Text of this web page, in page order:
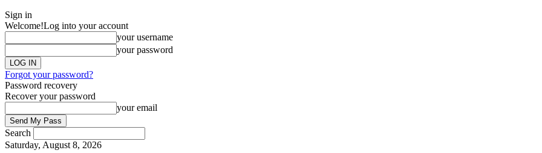
Sign in
Welcome!Log into your account
your username
your password
Forgot your password?
Password recovery
Recover your password
your email
Search
Saturday, August 8, 2026